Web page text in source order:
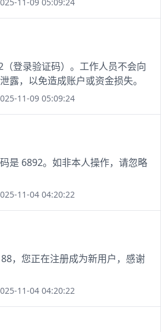
（登录验证码）。工作人员不会向
露，以免造成账户或资金损失。
11-09 05:09:24
是 6892。如非本人操作，请忽略
11-04 04:20:22
，您正在注册成为新用户，感谢
11-04 04:20:22